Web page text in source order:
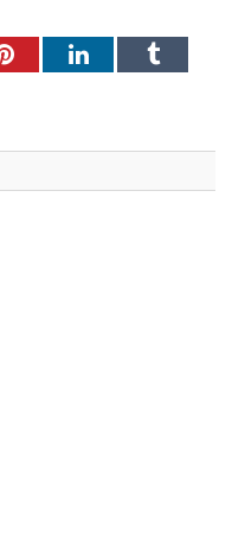
PinterestLinkedInTumblr